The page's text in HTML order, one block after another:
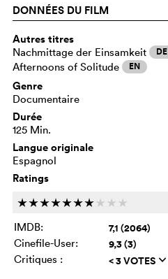
DONNÉES DU FILM
Autres titres
Nachmittage der Einsamkeit DE
Afternoons of Solitude EN
Genre
Documentaire
Durée
125 Min.
Langue originale
Espagnol
Ratings
ccccccc c c c
IMDB:
7,1 (2064)
Cinefile-User: 9,3 (3)
Critiques : < 3 VOTES q